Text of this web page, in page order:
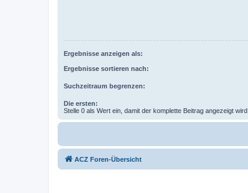
Ergebnisse anzeigen als:
Ergebnisse sortieren nach:
Suchzeitraum begrenzen:
Die ersten:
Stelle 0 als Wert ein, damit der komplette Beitrag angezeigt wird.
ACZ Foren-Übersicht